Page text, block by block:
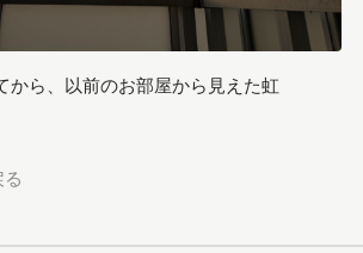
から、以前のお部屋から見えた虹